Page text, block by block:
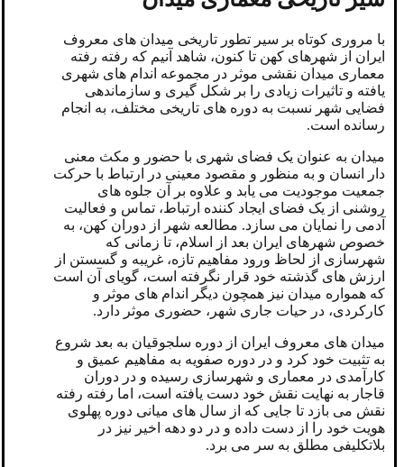
با مروری کوتاه بر سیر تطور تاریخی میدان های معروف
ایران از شهرهای کهن تا کنون، شاهد آنیم که رفته رفته
معماری میدان نقشی موثر در مجموعه اندام های شهری
یافته و تاثیرات زیادی را بر شکل گیری و سازماندهی
فضایی شهر نسبت به دوره های تاریخی مختلف، به انجام
رسانده است.
میدان به عنوان یک فضای شهری با حضور و مکث معنی
دار انسان و به منظور و مقصود معینی در ارتباط با حرکت
جمعیت موجودیت می یابد و علاوه بر آن جلوه های
روشنی از یک فضای ایجاد کننده ارتباط، تماس و فعالیت
آدمی را نمایان می سازد. مطالعه شهر از دوران کهن، به
خصوص شهرهای ایران بعد از اسلام، تا زمانی که
شهرسازی از لحاظ ورود مفاهیم تازه، غریبه و گسستن از
ارزش های گذشته خود قرار نگرفته است، گویای آن است
که همواره میدان نیز همچون دیگر اندام های موثر و
کارکردی، در حیات جاری شهر، حضوری موثر دارد.
میدان های معروف ایران از دوره سلجوقیان به بعد شروع
به تثبیت خود کرد و در دوره صفویه به مفاهیم عمیق و
کارآمدی در معماری و شهرسازی رسیده و در دوران
قاجار به نهایت نقش خود دست یافته است، اما رفته رفته
نقش می بازد تا جایی که از سال های میانی دوره پهلوی
هویت خود را از دست داده و در دو دهه اخیر نیز در
بلاتکلیفی مطلق به سر می برد.